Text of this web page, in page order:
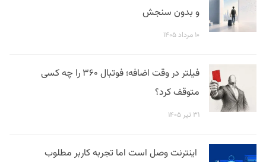
و بدون سنجش
۱۰ مرداد ۱۴۰۵
فیلتر در وقت اضافه؛ فوتبال ۳۶۰ را چه کسی
متوقف کرد؟
۳۱ تیر ۱۴۰۵
اینترنت وصل است اما تجربه کاربر مطلوب